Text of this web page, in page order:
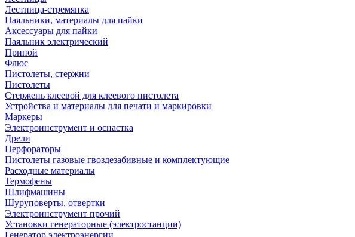
Лестница-стремянка
Паяльники, материалы для пайки
Аксессуары для пайки
Паяльник электрический
Припой
Флюс
Пистолеты, стержни
Пистолеты
Стержень клеевой для клеевого пистолета
Устройства и материалы для печати и маркировки
Маркеры
Электроинструмент и оснастка
Дрели
Перфораторы
Пистолеты газовые гвоздезабивные и комплектующие
Расходные материалы
Термофены
Шлифмашины
Шуруповерты, отвертки
Электроинструмент прочий
Установки генераторные (электростанции)
Генератор электроэнергии